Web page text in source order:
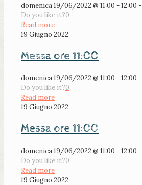
domenica 19/06/2022 @ 11:00 - 12:00 -
Do you like it?0
Read more
19 Giugno 2022
Messa ore 11:00
domenica 19/06/2022 @ 11:00 - 12:00 -
Do you like it?0
Read more
19 Giugno 2022
Messa ore 11:00
domenica 19/06/2022 @ 11:00 - 12:00 -
Do you like it?0
Read more
19 Giugno 2022